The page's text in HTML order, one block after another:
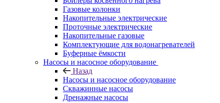
Газовые колонки
Накопительные электрические
Проточные электрические
Накопительные газовые
Комплектующие для водонагревателей
Буферные ёмкости
Насосы и насосное оборудование
Назад
Насосы и насосное оборудование
Скважинные насосы
Дренажные насосы